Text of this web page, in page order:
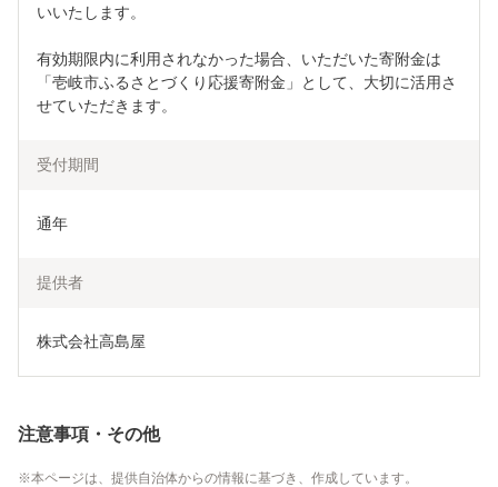
いいたします。
有効期限内に利用されなかった場合、いただいた寄附金は
「壱岐市ふるさとづくり応援寄附金」として、大切に活用さ
せていただきます。
受付期間
通年
提供者
株式会社高島屋
注意事項・その他
本ページは、提供自治体からの情報に基づき、作成しています。